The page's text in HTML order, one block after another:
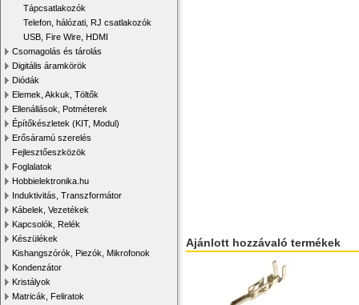
Tápcsatlakozók
Telefon, hálózati, RJ csatlakozók
USB, Fire Wire, HDMI
Csomagolás és tárolás
Digitális áramkörök
Diódák
Elemek, Akkuk, Töltők
Ellenállások, Potméterek
Építőkészletek (KIT, Modul)
Erősáramú szerelés
Fejlesztőeszközök
Foglalatok
Hobbielektronika.hu
Induktivitás, Transzformátor
Kábelek, Vezetékek
Kapcsolók, Relék
Készülékek
Kishangszórók, Piezók, Mikrofonok
Kondenzátor
Kristályok
Matricák, Feliratok
Ajánlott hozzávaló termékek